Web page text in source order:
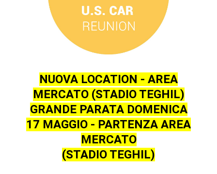
NUOVA LOCATION - AREA
MERCATO (STADIO TEGHIL)
GRANDE PARATA DOMENICA
17 MAGGIO - PARTENZA AREA
MERCATO
(STADIO TEGHIL)